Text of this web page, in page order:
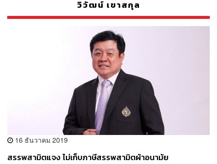
วิวัฒน์ เขาสกุล
16 ธันวาคม 2019
สรรพสามิตแจง ไม่เก็บภาษีสรรพสามิตผ้าอนามัย